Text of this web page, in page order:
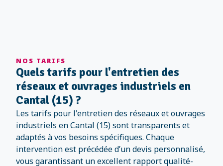
NOS TARIFS
Quels tarifs pour l'entretien des
réseaux et ouvrages industriels en
Cantal (15) ?
Les tarifs pour l'entretien des réseaux et ouvrages
industriels en Cantal (15) sont transparents et
adaptés à vos besoins spécifiques. Chaque
intervention est précédée d’un devis personnalisé,
vous garantissant un excellent rapport qualité-